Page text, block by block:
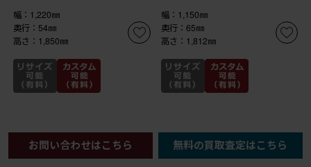
幅：1,220㎜
奥行：54㎜
高さ：1,850㎜
幅：1,150㎜
奥行：65㎜
高さ：1,812㎜
現状販売 現状販売
お問い合わせはこちら 無料の買取査定はこちら